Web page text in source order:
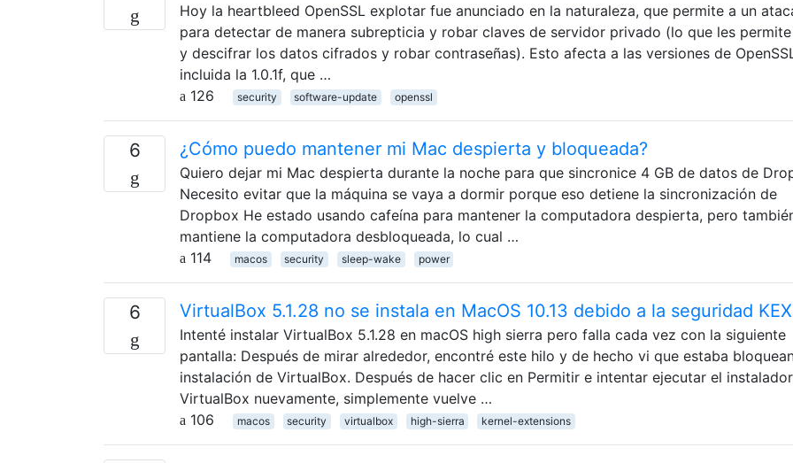
Hoy la heartbleed OpenSSL explotar fue anunciado en la naturaleza, que permite a un
para detectar de manera subrepticia y robar claves de servidor privado (lo que les
y descifrar los datos cifrados y robar contraseñas). Esto afecta a las versiones de
incluida la 1.0.1f, que …
126
security software-update openssl
6 ¿Cómo puedo mantener mi Mac despierta y bloqueada?
Quiero dejar mi Mac despierta durante la noche para que sincronice 4 GB de datos de
Necesito evitar que la máquina se vaya a dormir porque eso detiene la sincronización de
Dropbox He estado usando cafeína para mantener la computadora despierta, pero
mantiene la computadora desbloqueada, lo cual …
114
macos security sleep-wake power
6 VirtualBox 5.1.28 no se instala en MacOS 10.13 debido a la seguridad
Intenté instalar VirtualBox 5.1.28 en macOS high sierra pero falla cada vez con la siguiente
pantalla: Después de mirar alrededor, encontré este hilo y de hecho vi que estaba
instalación de VirtualBox. Después de hacer clic en Permitir e intentar ejecutar el
VirtualBox nuevamente, simplemente vuelve …
106
macos security virtualbox high-sierra kernel-extensions